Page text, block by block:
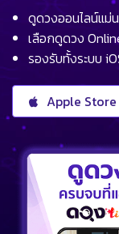
ดูดวงออนไลน์แม่
เลือกดูดวง
รองรับทั้งระบบ
Apple